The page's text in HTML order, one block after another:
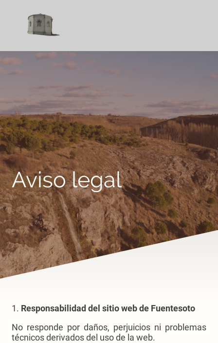
Aviso legal
1. Responsabilidad del sitio web de Fuentesoto
No responde por daños, perjuicios ni problemas
técnicos derivados del uso de la web.